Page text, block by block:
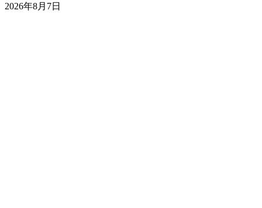
2026年8月7日